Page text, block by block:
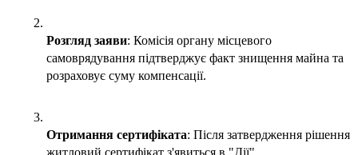
Розгляд заяви: Комісія органу місцевого
самоврядування підтверджує факт знищення майна та
розраховує суму компенсації.
Отримання сертифіката: Після затвердження рішення
житловий сертифікат з'явиться в "Дії".